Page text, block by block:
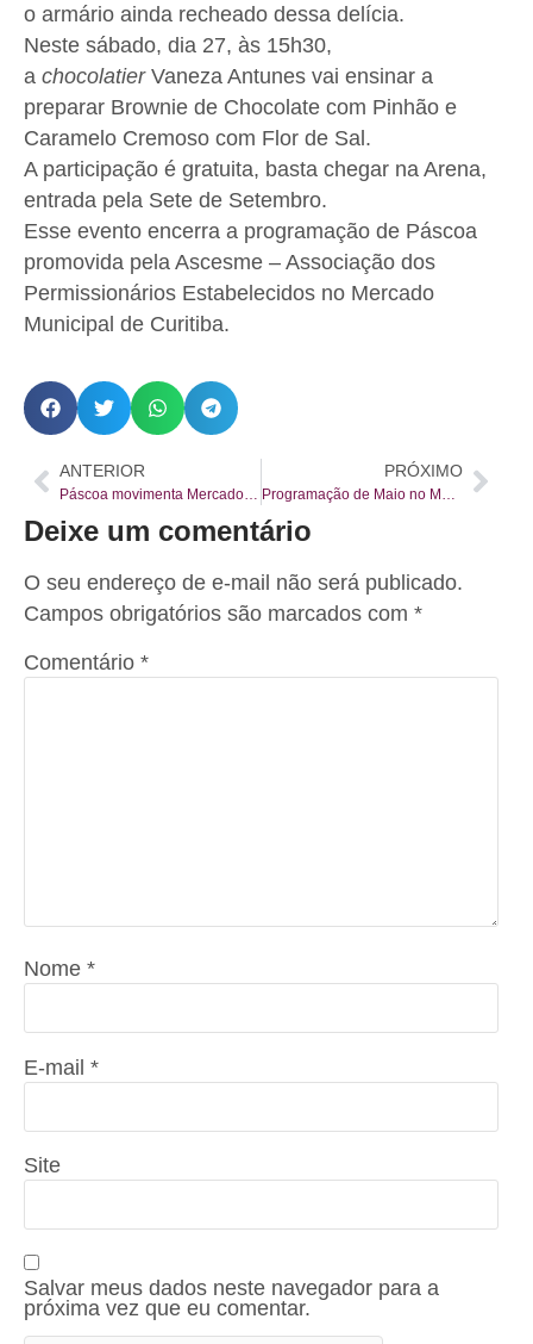
o armário ainda recheado dessa delícia.
Neste sábado, dia 27, às 15h30,
a chocolatierVaneza Antunes vai ensinar a
preparar Brownie de Chocolate com Pinhão e
Caramelo Cremoso com Flor de Sal.
A participação é gratuita, basta chegar na Arena,
entrada pela Sete de Setembro.
Esse evento encerra a programação de Páscoa
promovida pela Ascesme – Associação dos
Permissionários Estabelecidos no Mercado
Municipal de Curitiba.
ANTERIOR PRÓXIMO
Deixe um comentário
O seu endereço de e-mail não será publicado.
Campos obrigatórios são marcados com *
Comentário *
Nome *
E-mail *
Site
Salvar meus dados neste navegador para a
próxima vez que eu comentar.